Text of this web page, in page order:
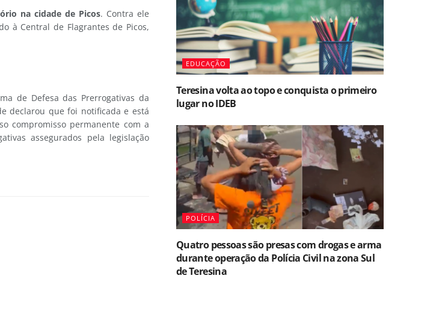
na cidade de Picos. Contra ele
à Central de Flagrantes de Picos,
de Defesa das Prerrogativas da
declarou que foi notificada e está
compromisso permanente com a
assegurados pela legislação
EDUCAÇÃO
Teresina volta ao topo e conquista o primeiro
lugar no IDEB
POLÍCIA
Quatro pessoas são presas com drogas e arma
durante operação da Polícia Civil na zona Sul
de Teresina